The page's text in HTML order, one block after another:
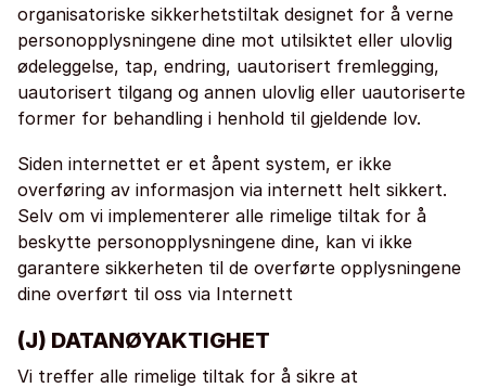
organisatoriske sikkerhetstiltak designet for å verne
personopplysningene dine mot utilsiktet eller ulovlig
ødeleggelse, tap, endring, uautorisert fremlegging,
uautorisert tilgang og annen ulovlig eller uautoriserte
former for behandling i henhold til gjeldende lov.
Siden internettet er et åpent system, er ikke
overføring av informasjon via internett helt sikkert.
Selv om vi implementerer alle rimelige tiltak for å
beskytte personopplysningene dine, kan vi ikke
garantere sikkerheten til de overførte opplysningene
dine overført til oss via Internett
(J) DATANØYAKTIGHET
Vi treffer alle rimelige tiltak for å sikre at